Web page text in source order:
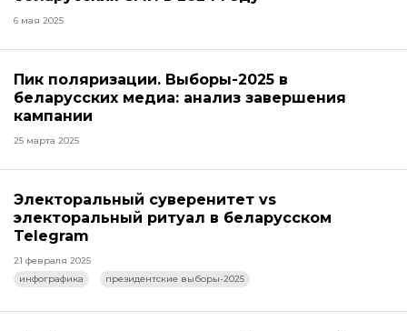
6 мая 2025
Пик поляризации. Выборы-2025 в
беларусских медиа: анализ завершения
кампании
25 марта 2025
Электоральный суверенитет vs
электоральный ритуал в беларусском
Telegram
21 февраля 2025
инфографика
президентские выборы-2025